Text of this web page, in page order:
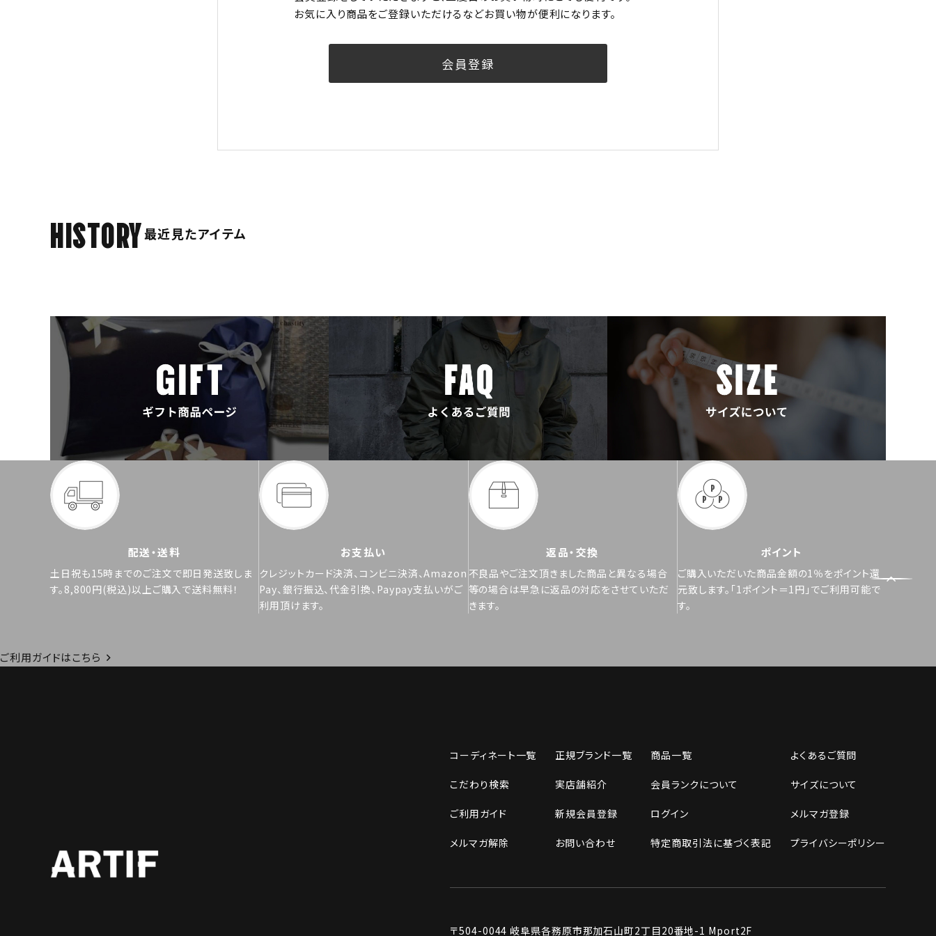
お気に入り商品をご登録いただけるなどお買い物が便利になります。
会員登録
HISTORY最近見たアイテム
配送・送料
土日祝も15時までのご注文で即日発送致しま
す。8,800円(税込)以上ご購入で送料無料！
お支払い
クレジットカード決済、コンビニ決済、Amazon
Pay、銀行振込、代金引換、Paypay支払いがご
利用頂けます。
返品・交換
不良品やご注文頂きました商品と異なる場合
等の場合は早急に返品の対応をさせていただ
きます。
ポイント
ご購入いただいた商品金額の1％をポイント還
元致します。「1ポイント＝1円」でご利用可能で
す。
ご利用ガイドはこちら
コーディネート一覧 正規ブランド一覧 商品一覧 よくあるご質問
こだわり検索 実店舗紹介 会員ランクについて サイズについて
ご利用ガイド 新規会員登録 ログイン メルマガ登録
メルマガ解除 お問い合わせ 特定商取引法に基づく表記 プライバシーポリシー
〒504-0044 岐阜県各務原市那加石山町2丁目20番地-1 Mport2F